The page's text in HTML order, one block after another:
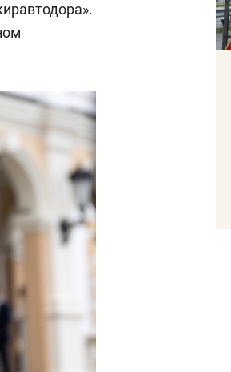
рок-концерт
и вагон с чак-чаком: как
Менделеевске прошла
Героев»